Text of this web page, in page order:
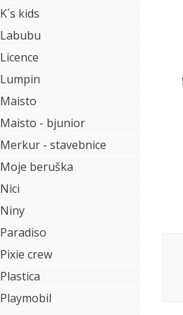
K´s kids
Labubu
Licence
Lumpin
Maisto
Maisto - bjunior
Merkur - stavebnice
Moje beruška
Nici
Niny
Paradiso
Pixie crew
Plastica
Playmobil